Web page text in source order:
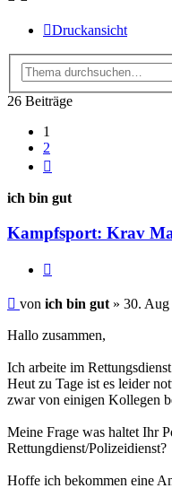
Druckansicht
26 Beiträge
1
2
ich bin gut
Kampfsport: Krav
Beitrag
von ich bin gut » 30. Aug
Hallo zusammen,
Ich arbeite im
Heut zu Tage ist es leider
zwar von einigen Kollegen
Meine Frage was haltet Ihr
Rettungdienst/Polizeidienst?
Hoffe ich bekommen eine